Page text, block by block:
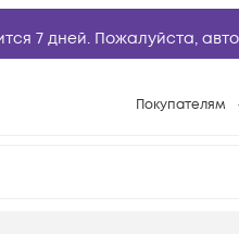
7 дней. Пожалуйста,
Покупателям